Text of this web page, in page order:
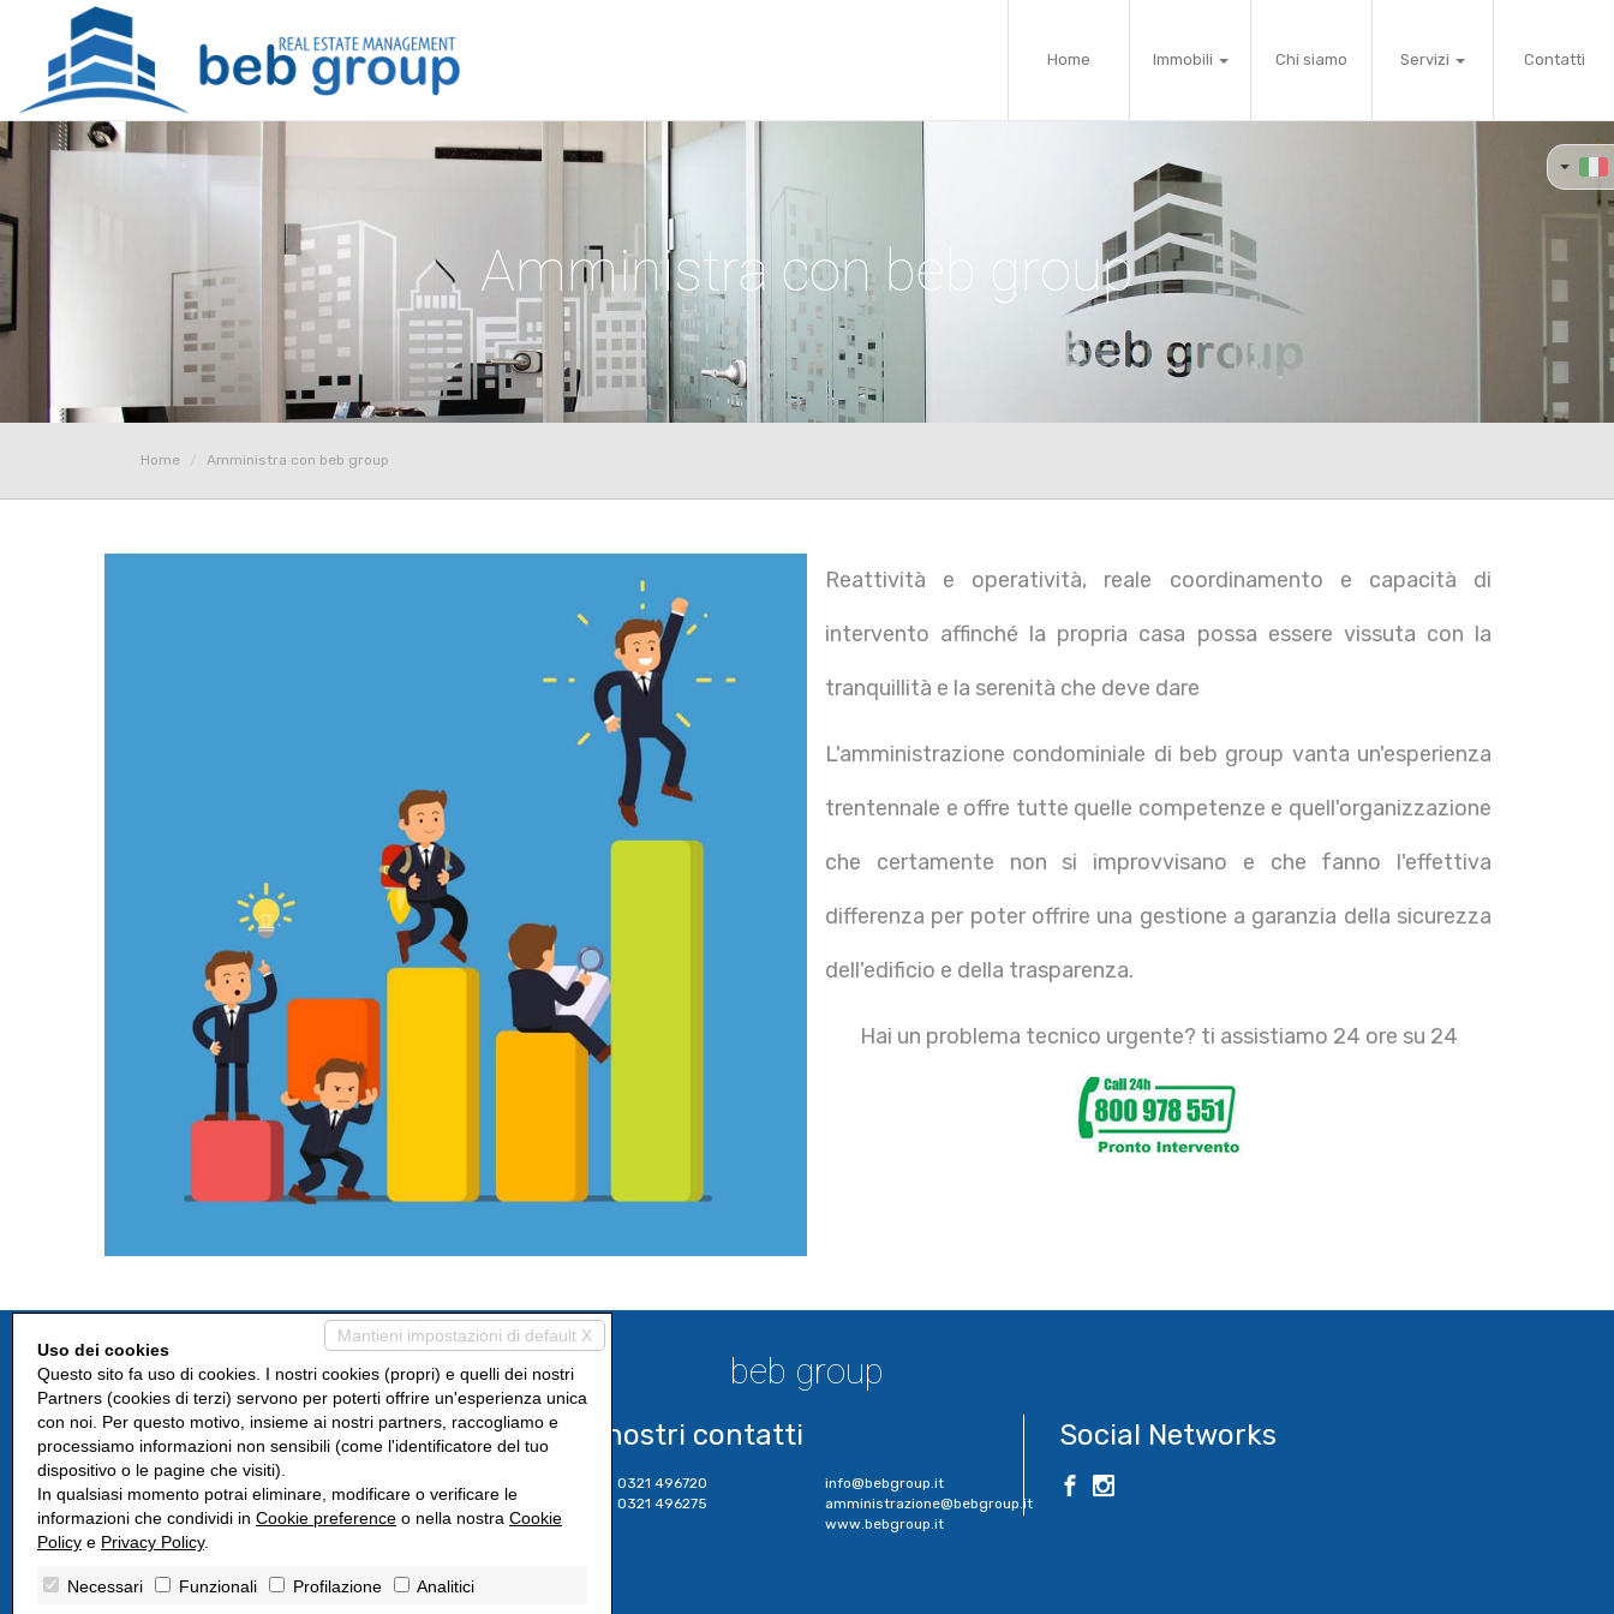
Home Immobili Chi siamo Servizi Contatti
Amministra con beb group
Home Amministra con beb group
Reattività e operatività, reale coordinamento e capacità di
intervento affinché la propria casa possa essere vissuta con la
tranquillità e la serenità che deve dare
L'amministrazione condominiale di beb group vanta un'esperienza
trentennale e offre tutte quelle competenze e quell'organizzazione
che certamente non si improvvisano e che fanno l'effettiva
differenza per poter offrire una gestione a garanzia della sicurezza
dell'edificio e della trasparenza.
Hai un problema tecnico urgente? ti assistiamo 24 ore su 24
beb group
Dove siamo
Piazza Don Severino Baldone, 7
28100 Pernate NO
Piazza Dante, 11
28062 Cameri NO
I nostri contatti
Tel. 0321 496720
Tel. 0321 496275
info@bebgroup.it
amministrazione@bebgroup.it
www.bebgroup.it
Social Networks
Mantieni impostazioni di default X
Uso dei cookies
Questo sito fa uso di cookies. I nostri cookies (propri) e quelli dei nostri
Partners (cookies di terzi) servono per poterti offrire un'esperienza unica
con noi. Per questo motivo, insieme ai nostri partners, raccogliamo e
processiamo informazioni non sensibili (come l'identificatore del tuo
dispositivo o le pagine che visiti).
In qualsiasi momento potrai eliminare, modificare o verificare le
informazioni che condividi in Cookie preference o nella nostra Cookie
Policy e Privacy Policy.
Necessari Funzionali Profilazione Analitici